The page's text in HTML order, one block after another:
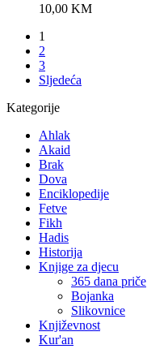
10,00 KM
1
2
3
Sljedeća
Kategorije
Ahlak
Akaid
Brak
Dova
Enciklopedije
Fetve
Fikh
Hadis
Historija
Knjige za djecu
365 dana priče
Bojanka
Slikovnice
Književnost
Kur'an